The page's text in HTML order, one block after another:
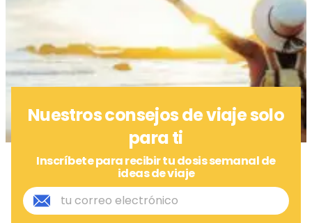
Nuestros consejos de viaje solo
para ti
Inscríbete para recibir tu dosis semanal de
ideas de viaje